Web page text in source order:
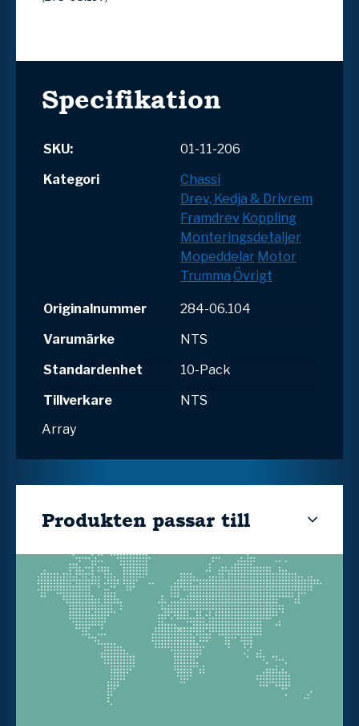
Specifikation
SKU:
01-11-206
Kategori
Chassi
Drev, Kedja & Drivrem
Framdrev Koppling
Monteringsdetaljer
Mopeddelar Motor
Trumma Övrigt
Originalnummer
284-06.104
Varumärke
NTS
Standardenhet
10-Pack
Tillverkare
NTS
Array
Produkten passar till